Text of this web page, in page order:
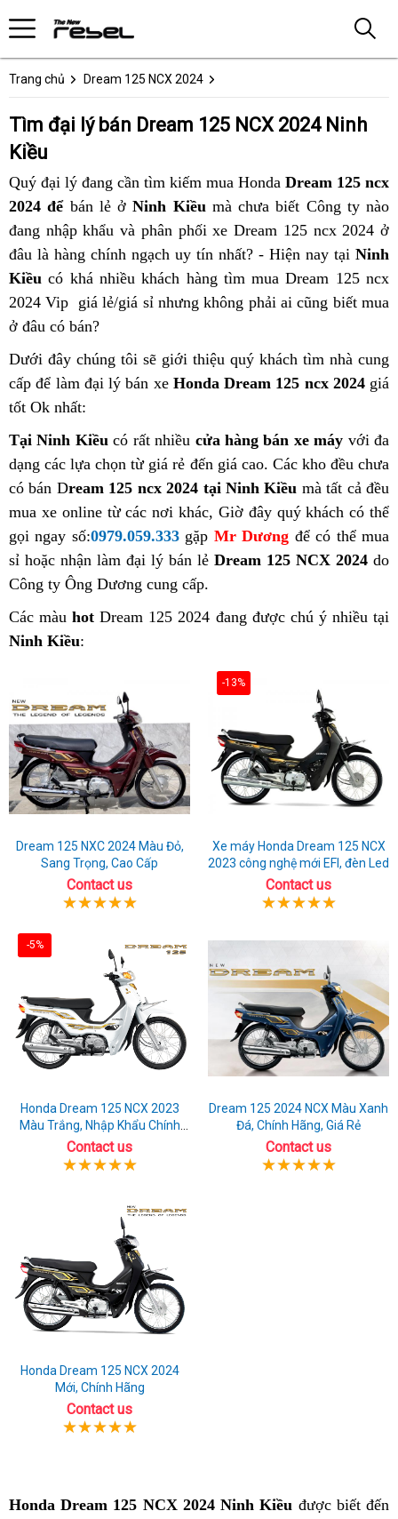
Trang chủ Dream 125 NCX 2024
Tìm đại lý bán Dream 125 NCX 2024 Ninh
Kiều
Quý đại lý đang cần tìm kiếm mua Honda Dream 125 ncx
2024 để bán lẻ ở Ninh Kiềumà chưa biết Công ty nào
đang nhập khẩu và phân phối xe Dream 125 ncx 2024 ở
đâu là hàng chính ngạch uy tín nhất? - Hiện nay tại Ninh
Kiều có khá nhiều khách hàng tìm mua Dream 125 ncx
2024 Vip giá lẻ/giá sỉ nhưng không phải ai cũng biết mua
ở đâu có bán?
Dưới đây chúng tôi sẽ giới thiệu quý khách tìm nhà cung
cấp để làm đại lý bán xe Honda Dream 125 ncx 2024giá
tốt Ok nhất:
Tại Ninh Kiềucó rất nhiều cửa hàng bán xe máy với đa
dạng các lựa chọn từ giá rẻ đến giá cao. Các kho đều chưa
có bán Dream 125 ncx 2024 tại Ninh Kiều mà tất cả đều
mua xe online từ các nơi khác, Giờ đây quý khách có thể
gọi ngay số:0979.059.333gặp Mr Dương để có thể mua
sỉ hoặc nhận làm đại lý bán lẻ Dream 125 NCX 2024 do
Công ty Ông Dương cung cấp.
Các màuhot Dream 125 2024 đang được chú ý nhiều tại
Ninh Kiều:
Dream 125 NXC 2024 Màu Đỏ,
Sang Trọng, Cao Cấp
Contact us
-13%
Xe máy Honda Dream 125 NCX
2023 công nghệ mới EFI, đèn Led
Contact us
-5%
Honda Dream 125 NCX 2023
Màu Trắng, Nhập Khẩu Chính
Hãng
Contact us
Dream 125 2024 NCX Màu Xanh
Đá, Chính Hãng, Giá Rẻ
Contact us
Honda Dream 125 NCX 2024
Mới, Chính Hãng
Contact us
Honda Dream 125 NCX 2024 Ninh Kiều được biết đến